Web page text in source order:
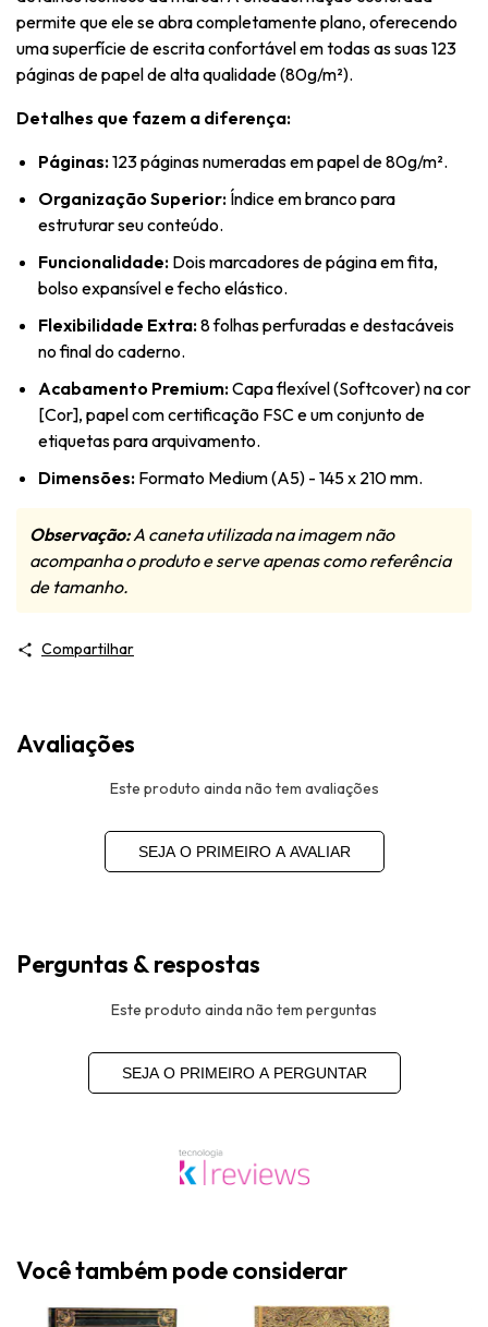
permite que ele se abra completamente plano, oferecendo
uma superfície de escrita confortável em todas as suas 123
páginas de papel de alta qualidade (80g/m²).
Detalhes que fazem a diferença:
Páginas:123 páginas numeradas em papel de 80g/m².
Organização Superior: Índice em branco para
estruturar seu conteúdo.
Funcionalidade: Dois marcadores de página em fita,
bolso expansível e fecho elástico.
Flexibilidade Extra:8 folhas perfuradas e destacáveis
no final do caderno.
Acabamento Premium:Capa flexível (Softcover) na cor
[Cor], papel com certificação FSC e um conjunto de
etiquetas para arquivamento.
Dimensões: Formato Medium (A5) - 145 x 210 mm.
Observação:A caneta utilizada na imagem não
acompanha o produto e serve apenas como referência
de tamanho.
Compartilhar
Avaliações
Este produto ainda não tem avaliações
SEJA O PRIMEIRO A AVALIAR
Perguntas & respostas
Este produto ainda não tem perguntas
SEJA O PRIMEIRO A PERGUNTAR
Você também pode considerar